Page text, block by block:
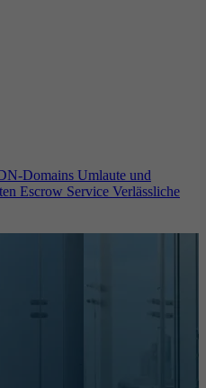
Domains Umlaute und
Escrow Service Verlässliche